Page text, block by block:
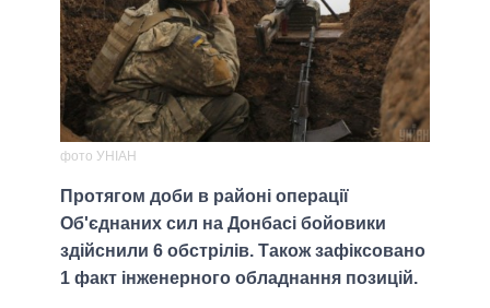
фото УНІАН
Протягом доби в районі операції
Об'єднаних сил на Донбасі бойовики
здійснили 6 обстрілів. Також зафіксовано
1 факт інженерного обладнання позицій.